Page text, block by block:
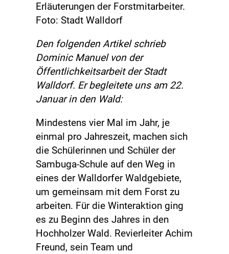
Erläuterungen der Forstmitarbeiter.
Foto: Stadt Walldorf
Den folgenden Artikel schrieb
Dominic Manuel von der
Öffentlichkeitsarbeit der Stadt
Walldorf. Er begleitete uns am 22.
Januar in den Wald:
Mindestens vier Mal im Jahr, je
einmal pro Jahreszeit, machen sich
die Schülerinnen und Schüler der
Sambuga-Schule auf den Weg in
eines der Walldorfer Waldgebiete,
um gemeinsam mit dem Forst zu
arbeiten. Für die Winteraktion ging
es zu Beginn des Jahres in den
Hochholzer Wald. Revierleiter Achim
Freund, sein Team und